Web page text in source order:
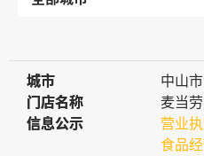
城市
城市
中山市
门店名称
门店名称
麦当
信息公示
信息公示
营业
食品